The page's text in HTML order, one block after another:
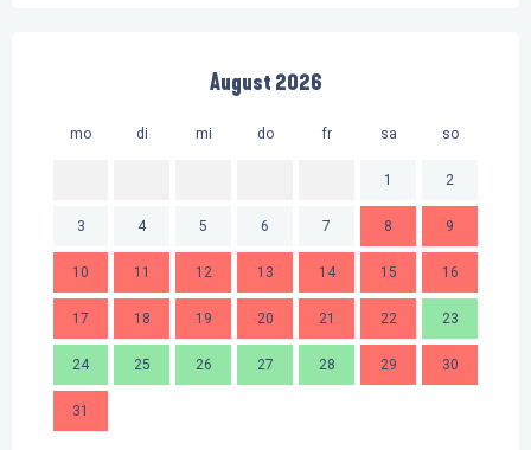
August 2026
mo di mi do fr sa so
1 2
3 4 5 6 7 8 9
10 11 12 13 14 15 16
17 18 19 20 21 22 23
24 25 26 27 28 29 30
31